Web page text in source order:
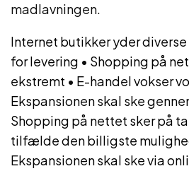
madlavningen.
Internet butikker yder
for levering • Shopping på
ekstremt • E-handel vokser
Ekspansionen skal ske
Shopping på nettet sker på
tilfælde den billigste
Ekspansionen skal ske via